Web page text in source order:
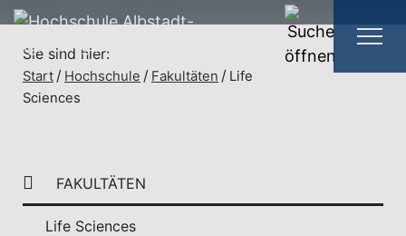
Infoangebote
Jetzt informieren
Sie sind hier:
Start Hochschule Fakultäten
Life
Sciences
FAKULTÄTEN
Life Sciences